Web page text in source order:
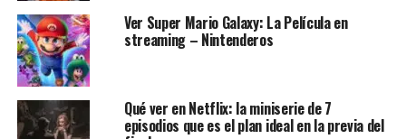
Ver Super Mario Galaxy: La Película en
streaming – Nintenderos
Qué ver en Netflix: la miniserie de 7
episodios que es el plan ideal en la previa del